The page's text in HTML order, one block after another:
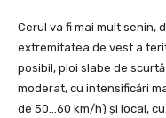
Cerul va fi mai mult senin,
extremitatea de vest a
posibil, ploi slabe de
moderat, cu intensificări
de 50…60 km/h) și local,